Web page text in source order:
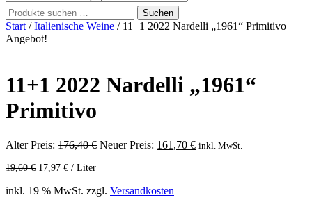
Suchen
nach:
Suchen
Start /Italienische Weine / 11+1 2022 Nardelli „1961“ Primitivo
Angebot!
11+1 2022 Nardelli „1961“
Primitivo
Alter Preis: 176,40€ Ursprünglicher
Neuer Preis: 161,70 €Aktueller
inkl. MwSt.
19,60€ 17,97 € / Liter
inkl. 19 % MwSt. zzgl. Versandkosten